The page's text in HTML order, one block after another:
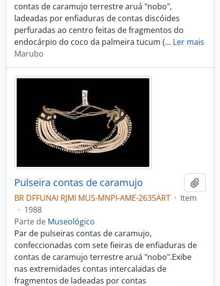
contas de caramujo terrestre aruá "nobo",
ladeadas por enfiaduras de contas discóides
perfuradas ao centro feitas de fragmentos do
endocárpio do coco da palmeira tucum (… Ler mais
Marubo
Pulseira contas de caramujo
BR DFFUNAI RJMI MUS-MNPI-AME-2635ART · Item
· 1988
Parte de Museológico
Par de pulseiras contas de caramujo,
confeccionadas com sete fieiras de enfiaduras de
contas de caramujo terrestre aruá "nobo".Exibe
nas extremidades contas intercaladas de
fragmentos de ladeadas por contas